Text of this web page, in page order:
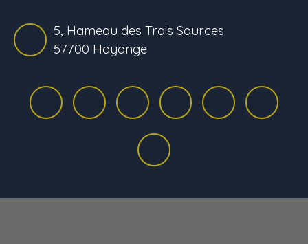
5, Hameau des Trois Sources
57700 Hayange